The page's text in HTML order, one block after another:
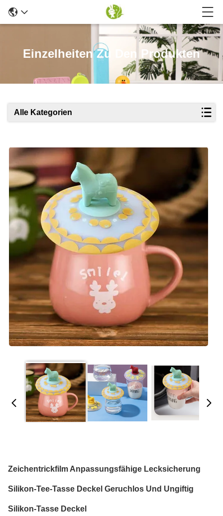
Einzelheiten Zu Den Produkten
Alle Kategorien
Zeichentrickfilm Anpassungsfähige Lecksicherung
Silikon-Tee-Tasse Deckel Geruchlos Und Ungiftig
Silikon-Tasse Deckel